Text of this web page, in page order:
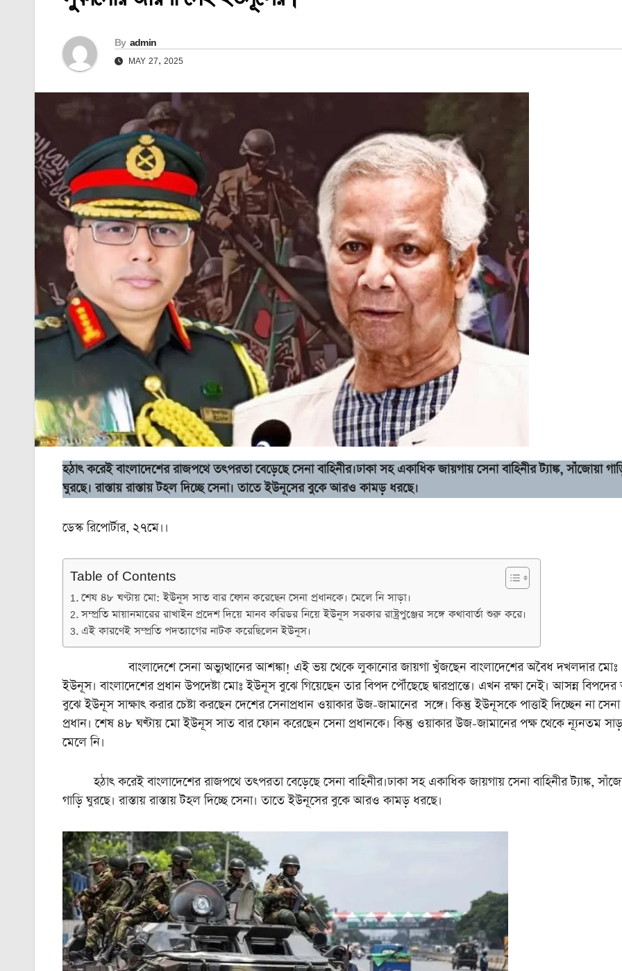
By admin
MAY 27, 2025
হঠাৎ করেই বাংলাদেশের রাজপথে তৎপরতা বেড়েছে সেনা বাহিনীর।ঢাকা সহ একাধিক জায়গায় সেনা বাহিনীর ট্যাঙ্ক, সাঁজোয়া
ঘুরছে। রাস্তায় রাস্তায় টহল দিচ্ছে সেনা। তাতে ইউনূসের বুকে আরও কামড় ধরছে।
ডেস্ক রিপোর্টার, ২৭মে।।
Table of Contents
শেষ ৪৮ ঘণ্টায় মো: ইউনূস সাত বার ফোন করেছেন সেনা প্রধানকে। মেলে নি সাড়া।
সম্প্রতি মায়ানমারের রাখাইন প্রদেশ দিয়ে মানব করিডর নিয়ে ইউনূস সরকার রাষ্ট্রপুঞ্জের সঙ্গে কথাবার্তা শুরু করে।
এই কারণেই সম্প্রতি পদত্যাগের নাটক করেছিলেন ইউনূস।
বাংলাদেশে সেনা অভ্যুত্থানের আশঙ্কা! এই ভয় থেকে লুকানোর জায়গা খুঁজছেন বাংলাদেশের অবৈধ দখলদার মোঃ
ইউনূস। বাংলাদেশের প্রধান উপদেষ্টা মোঃ ইউনূস বুঝে গিয়েছেন তার বিপদ পৌঁছেছে দ্বারপ্রান্তে। এখন রক্ষা নেই। আসন্ন
বুঝে ইউনূস সাক্ষাৎ করার চেষ্টা করছেন দেশের সেনাপ্রধান ওয়াকার উজ-জামানের সঙ্গে। কিন্তু ইউনূসকে পাত্তাই দিচ্ছেন না সেনা
প্রধান। শেষ ৪৮ ঘণ্টায় মো ইউনূস সাত বার ফোন করেছেন সেনা প্রধানকে। কিন্তু ওয়াকার উজ-জামানের পক্ষ থেকে ন্যূনতম
মেলে নি।
হঠাৎ করেই বাংলাদেশের রাজপথে তৎপরতা বেড়েছে সেনা বাহিনীর।ঢাকা সহ একাধিক জায়গায় সেনা বাহিনীর ট্যাঙ্ক,
গাড়ি ঘুরছে। রাস্তায় রাস্তায় টহল দিচ্ছে সেনা। তাতে ইউনূসের বুকে আরও কামড় ধরছে।